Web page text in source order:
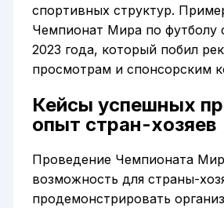
спортивных структур.
Чемпионат Мира по
2023 года, который побил
просмотрам и спонсорским
Кейсы успешных
опыт стран-хозяев
Проведение Чемпионата
возможность для страны-
продемонстрировать